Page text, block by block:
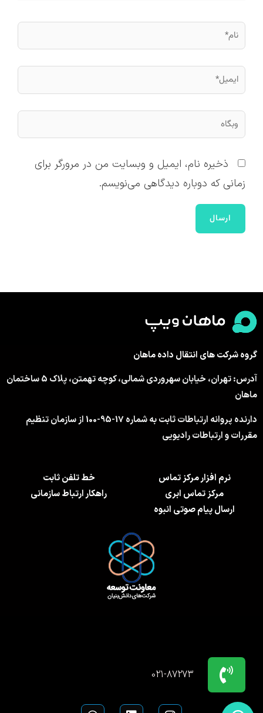
نام*
ایمیل*
وبگاه
ذخیره نام، ایمیل و وبسایت من در مرورگر برای
زمانی که دوباره دیدگاهی می‌نویسم.
گروه شرکت های انتقال داده ماهان
آدرس: تهران، خیابان سهروردی شمالی، کوچه تهمتن، پلاک 5 ساختمان
ماهان
دارنده پروانه ارتباطات ثابت به شماره 17-95-100 از سازمان تنظیم
مقررات و ارتباطات رادیویی
نرم افزار مرکز تماس
مرکز تماس ابری
ارسال پیام صوتی انبوه
خط تلفن ثابت
راهکار ارتباط سازمانی
021-87273